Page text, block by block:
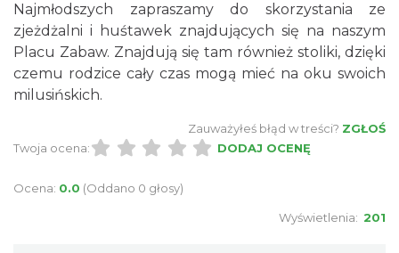
Najmłodszych zapraszamy do skorzystania ze
zjeżdżalni i huśtawek znajdujących się na naszym
Placu Zabaw. Znajdują się tam również stoliki, dzięki
czemu rodzice cały czas mogą mieć na oku swoich
milusińskich.
Zauważyłeś błąd w treści? ZGŁOŚ
Twoja ocena:
DODAJ OCENĘ
Ocena: 0.0 (Oddano 0 głosy)
Wyświetlenia: 201